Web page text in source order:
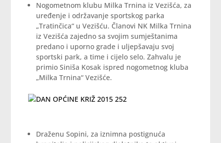
Nogometnom klubu Milka Trnina iz Vezišća, za
uređenje i održavanje sportskog parka
„Tratinčica“ u Vezišću. Članovi NK Milka Trnina
iz Vezišća zajedno sa svojim sumještanima
predano i uporno grade i uljepšavaju svoj
sportski park, a time i cijelo selo. Zahvalu je
primio Siniša Kosak ispred nogometnog kluba
„Milka Trnina“ Vezišće.
Draženu Sopini, za iznimna postignuća